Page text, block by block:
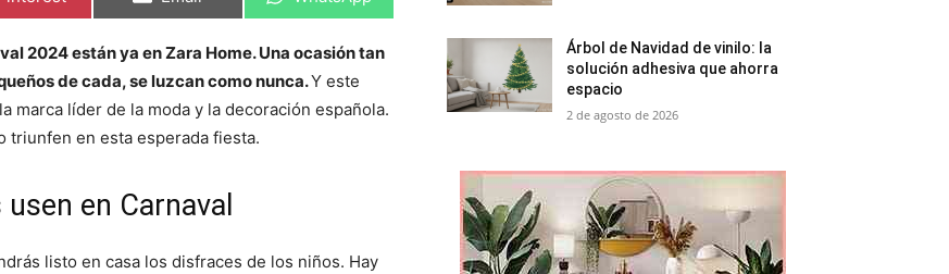
p
a
r
t
i
e
a
r
t
i
2024 están ya en Zara Home. Una ocasión tan
de cada, se luzcan como nunca.Y este
marca líder de la moda y la decoración española.
triunfen en esta esperada fiesta.
en Carnaval
listo en casa los disfraces de los niños. Hay
Árbol de Navidad de vinilo: la
solución adhesiva que ahorra
espacio
2 de agosto de 2026